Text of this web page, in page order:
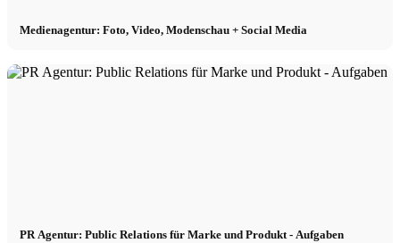
Medienagentur: Foto, Video, Modenschau + Social Media
PR Agentur: Public Relations für Marke und Produkt - Aufgaben